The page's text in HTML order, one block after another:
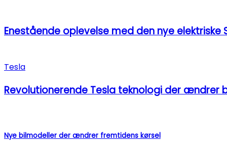
Enestående oplevelse med den nye elektriske
Tesla
Revolutionerende Tesla teknologi der ændrer
Nye bilmodeller der ændrer fremtidens kørsel